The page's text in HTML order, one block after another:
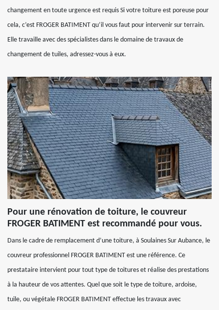
changement en toute urgence est requis Si votre toiture est poreuse pour
cela, c’est FROGER BATIMENT qu’il vous faut pour intervenir sur terrain.
Elle travaille avec des spécialistes dans le domaine de travaux de
changement de tuiles, adressez-vous à eux.
Pour une rénovation de toiture, le couvreur
FROGER BATIMENT est recommandé pour vous.
Dans le cadre de remplacement d’une toiture, à Soulaines Sur Aubance, le
couvreur professionnel FROGER BATIMENT est une référence. Ce
prestataire intervient pour tout type de toitures et réalise des prestations
à la hauteur de vos attentes. Quel que soit le type de toiture, ardoise,
tuile, ou végétale FROGER BATIMENT effectue les travaux avec